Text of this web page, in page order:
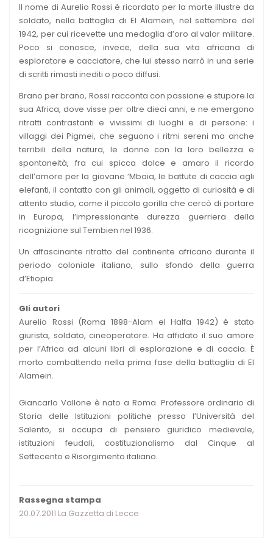
Il nome di Aurelio Rossi è ricordato per la morte illustre da
soldato, nella battaglia di El Alamein, nel settembre del
1942, per cui ricevette una medaglia d’oro al valor militare.
Poco si conosce, invece, della sua vita africana di
esploratore e cacciatore, che lui stesso narrò in una serie
di scritti rimasti inediti o poco diffusi.
Brano per brano, Rossi racconta con passione e stupore la
sua Africa, dove visse per oltre dieci anni, e ne emergono
ritratti contrastanti e vivissimi di luoghi e di persone: i
villaggi dei Pigmei, che seguono i ritmi sereni ma anche
terribili della natura, le donne con la loro bellezza e
spontaneità, fra cui spicca dolce e amaro il ricordo
dell’amore per la giovane ’Mbaia, le battute di caccia agli
elefanti, il contatto con gli animali, oggetto di curiosità e di
attento studio, come il piccolo gorilla che cercò di portare
in Europa, l’impressionante durezza guerriera della
ricognizione sul Tembien nel 1936.
Un affascinante ritratto del continente africano durante il
periodo coloniale italiano, sullo sfondo della guerra
d’Etiopia.
Gli autori
Aurelio Rossi (Roma 1898-Alam el Halfa 1942) è stato
giurista, soldato, cineoperatore. Ha affidato il suo amore
per l’Africa ad alcuni libri di esplorazione e di caccia. È
morto combattendo nella prima fase della battaglia di El
Alamein.
Giancarlo Vallone è nato a Roma. Professore ordinario di
Storia delle Istituzioni politiche presso l’Università del
Salento, si occupa di pensiero giuridico medievale,
istituzioni feudali, costituzionalismo dal Cinque al
Settecento e Risorgimento italiano.
Rassegna stampa
20.07.2011 La Gazzetta di Lecce